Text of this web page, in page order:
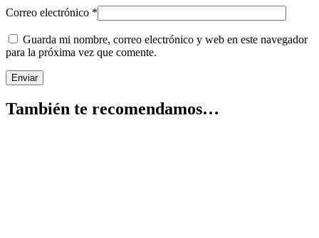
Correo electrónico *
Guarda mi nombre, correo electrónico y web en este navegador
para la próxima vez que comente.
También te recomendamos…